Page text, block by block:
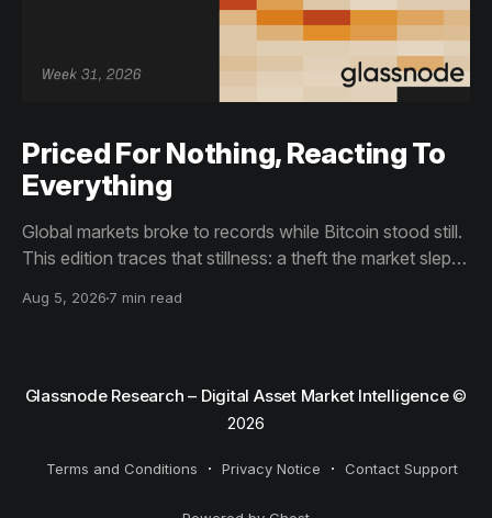
Priced For Nothing, Reacting To
Everything
Global markets broke to records while Bitcoin stood still.
This edition traces that stillness: a theft the market slept
than capitulation, and an options market priced for
Aug 5, 2026 7 min read
Glassnode Research – Digital Asset Market Intelligence©
2026
Terms and Conditions Privacy Notice Contact Support